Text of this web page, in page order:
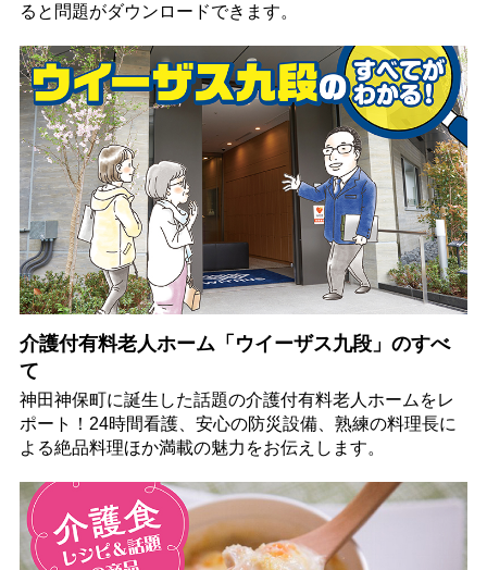
ると問題がダウンロードできます。
介護付有料老人ホーム「ウイーザス九段」のすべ
て
神田神保町に誕生した話題の介護付有料老人ホームをレ
ポート！24時間看護、安心の防災設備、熟練の料理長に
よる絶品料理ほか満載の魅力をお伝えします。